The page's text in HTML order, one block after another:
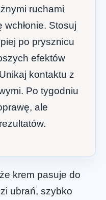
ruchami
wchłonie. Stosuj
po prysznicu
efektów
kontaktu z
Po tygodniu
ale
krem pasuje do
ubrań, szybko